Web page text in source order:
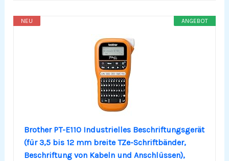
ANGEBOT
NEU
Brother PT-E110 Industrielles Beschriftungsgerät
(für 3,5 bis 12 mm breite TZe-Schriftbänder,
Beschriftung von Kabeln und Anschlüssen),